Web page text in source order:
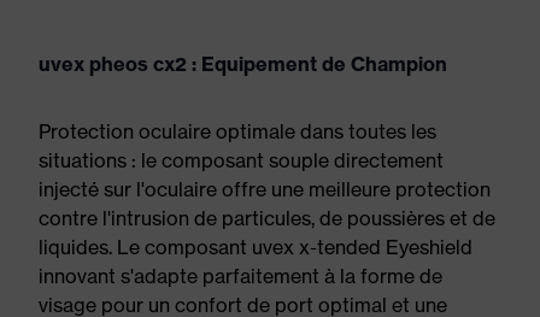
uvex pheos cx2 : Equipement de Champion
Protection oculaire optimale dans toutes les
situations : le composant souple directement
injecté sur l'oculaire offre une meilleure protection
contre l'intrusion de particules, de poussières et de
liquides. Le composant uvex x-tended Eyeshield
innovant s'adapte parfaitement à la forme de
visage pour un confort de port optimal et une